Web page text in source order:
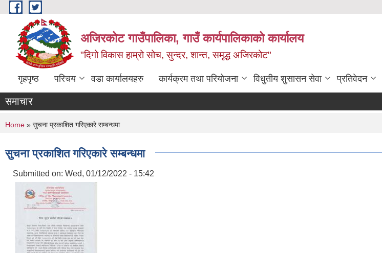
Skip to main content
अजिरकोट गाउँपालिका, गाउँ कार्यपालिकाको कार्यालय
"दिगो विकास हाम्रो सोच, सुन्दर, शान्त, समृद्ध अजिरकोट"
गृहपृष्ठ परिचय वडा कार्यालयहरु कार्यक्रम तथा परियोजना विधुतीय शुसासन सेवा प्रतिवेदन
समाचार
You are here
Home » सुचना प्रकाशित गरिएकारे सम्बन्धमा
सुचना प्रकाशित गरिएकारे सम्बन्धमा
Submitted on: Wed, 01/12/2022 - 15:42